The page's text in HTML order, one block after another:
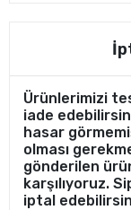
Ürünlerimizi
iade
hasar
olması
gönderilen
karşılıyoruz.
iptal